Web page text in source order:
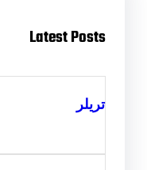
Latest Posts
تریلر